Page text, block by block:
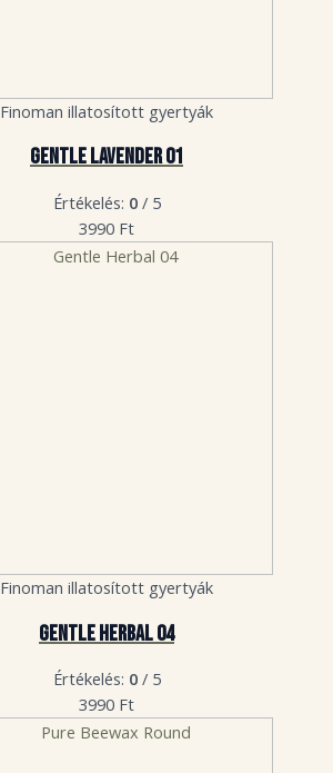
Finoman illatosított gyertyák
Gentle Lavender 01
Értékelés: 0/ 5
3990 Ft
Finoman illatosított gyertyák
Gentle Herbal 04
Értékelés: 0/ 5
3990 Ft